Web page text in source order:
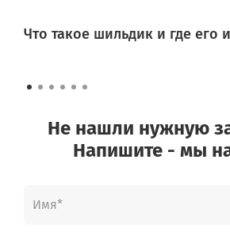
Что такое шильдик и где его
Не нашли нужную
Напишите - мы